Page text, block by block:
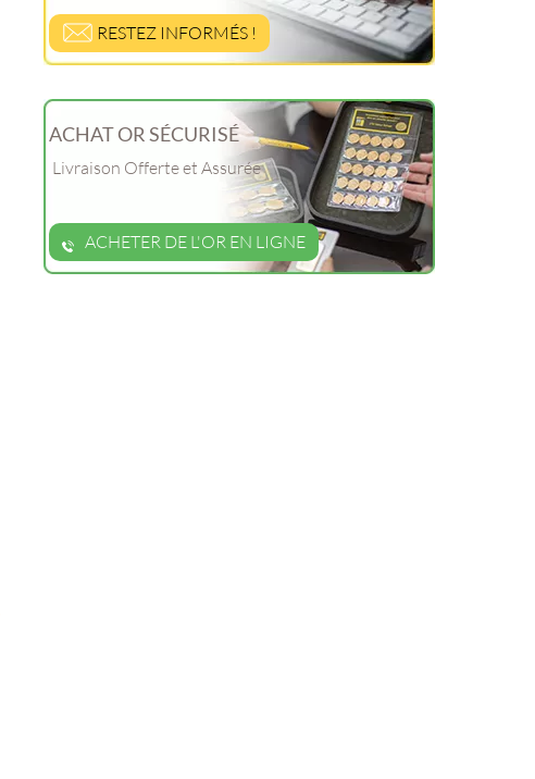
RESTEZ INFORMÉS !
ACHAT OR SÉCURISÉ
Livraison Offerte et Assurée
ACHETER DE L'OR EN LIGNE